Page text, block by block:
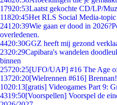
17920:53Laatst gekochte CD/LP/
11820:45Het RLS Social Media-
241 20:39Wie gaan er dood in
overledenen.
4420:30GGZ heeft mij gezond
2320:29Capibara's wandelen
binnen
25720:25[UFO/UAP] #16 The Age
13720:20[Wielrennen #616] Brennan!
1020:13[gratis] Videogames Part 9:
4319:50[Voorspellen] Voorspel de